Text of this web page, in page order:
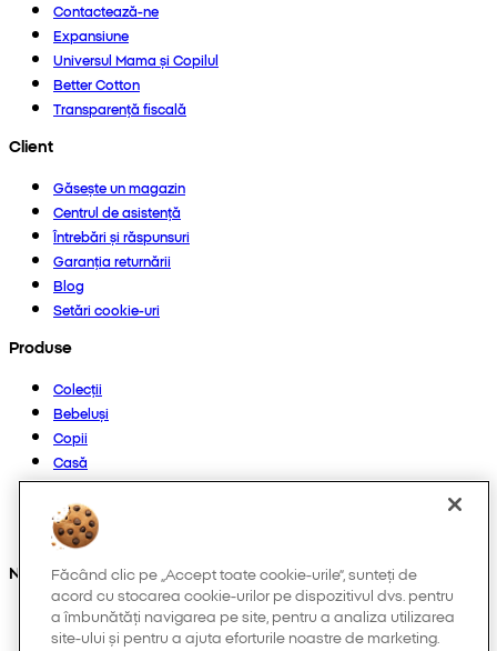
Contactează-ne
Expansiune
Universul Mama și Copilul
Better Cotton
Transparență fiscală
Client
Găsește un magazin
Centrul de asistență
Întrebări și răspunsuri
Garanția returnării
Blog
Setări cookie-uri
Produse
Colecții
Bebeluși
Copii
Casă
Femei
Bărbați
Altele
Ne găsești și pe:
Făcând clic pe „Accept toate cookie-urile”, sunteți de
acord cu stocarea cookie-urilor pe dispozitivul dvs. pentru
a îmbunătăți navigarea pe site, pentru a analiza utilizarea
site-ului și pentru a ajuta eforturile noastre de marketing.